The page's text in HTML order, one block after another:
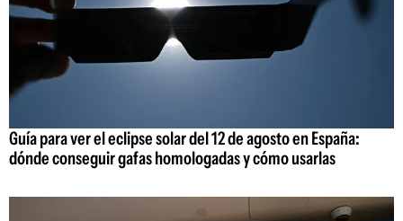
Guía para ver el eclipse solar del 12 de agosto en España:
dónde conseguir gafas homologadas y cómo usarlas